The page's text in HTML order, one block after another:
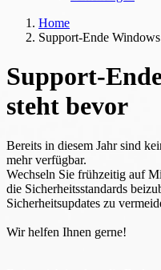
Home
Support-Ende
Support-
steht bevor
Bereits in diesem Jahr sind
mehr verfügbar.
Wechseln Sie frühzeitig auf
die Sicherheitsstandards
Sicherheitsupdates zu
Wir helfen Ihnen gerne!